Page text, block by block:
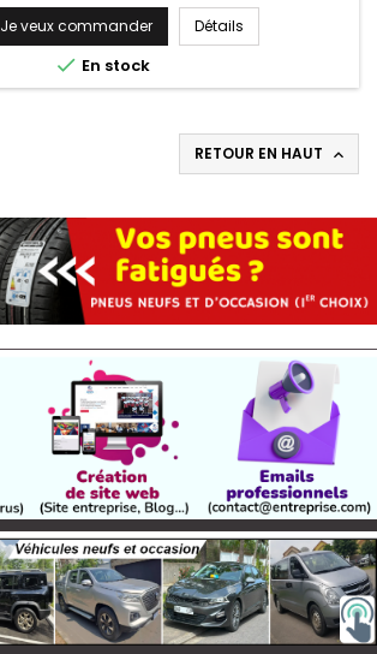
Je veux commander Détails
 En stock
RETOUR EN HAUT 